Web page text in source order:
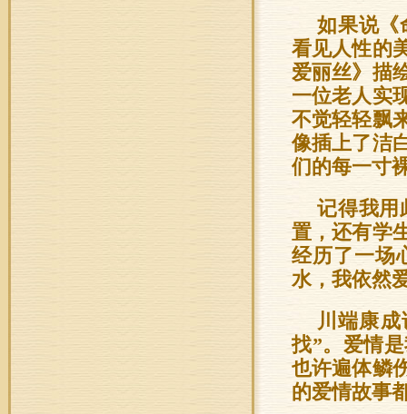
如果说《
看见人性的
爱丽丝》描
一位老人实
不觉轻轻飘
像插上了洁
们的每一寸
记得我用
置，还有学
经历了一场
水，我依然
川端康
找”。爱情
也许遍体鳞
的爱情故事